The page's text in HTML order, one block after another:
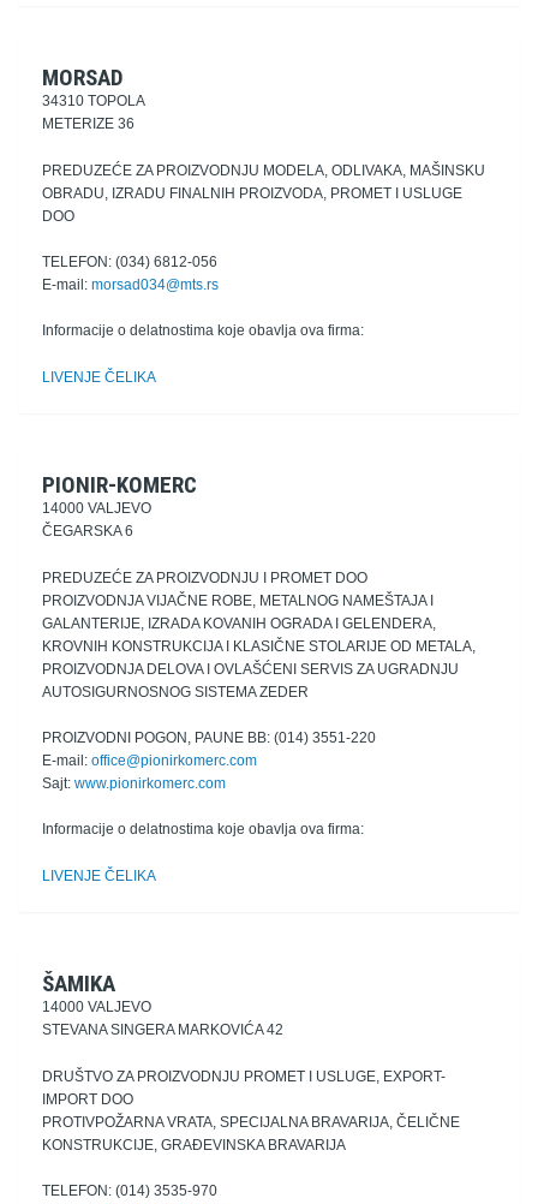
MORSAD
34310 TOPOLA
METERIZE 36
PREDUZEĆE ZA PROIZVODNJU MODELA, ODLIVAKA, MAŠINSKU
OBRADU, IZRADU FINALNIH PROIZVODA, PROMET I USLUGE
DOO
TELEFON: (034) 6812-056
E-mail: morsad034@mts.rs
Informacije o delatnostima koje obavlja ova firma:
LIVENJE ČELIKA
PIONIR-KOMERC
14000 VALJEVO
ČEGARSKA 6
PREDUZEĆE ZA PROIZVODNJU I PROMET DOO
PROIZVODNJA VIJAČNE ROBE, METALNOG NAMEŠTAJA I
GALANTERIJE, IZRADA KOVANIH OGRADA I GELENDERA,
KROVNIH KONSTRUKCIJA I KLASIČNE STOLARIJE OD METALA,
PROIZVODNJA DELOVA I OVLAŠĆENI SERVIS ZA UGRADNJU
AUTOSIGURNOSNOG SISTEMA ZEDER
PROIZVODNI POGON, PAUNE BB: (014) 3551-220
E-mail: office@pionirkomerc.com
Sajt: www.pionirkomerc.com
Informacije o delatnostima koje obavlja ova firma:
LIVENJE ČELIKA
ŠAMIKA
14000 VALJEVO
STEVANA SINGERA MARKOVIĆA 42
DRUŠTVO ZA PROIZVODNJU PROMET I USLUGE, EXPORT-
IMPORT DOO
PROTIVPOŽARNA VRATA, SPECIJALNA BRAVARIJA, ČELIČNE
KONSTRUKCIJE, GRAĐEVINSKA BRAVARIJA
TELEFON: (014) 3535-970